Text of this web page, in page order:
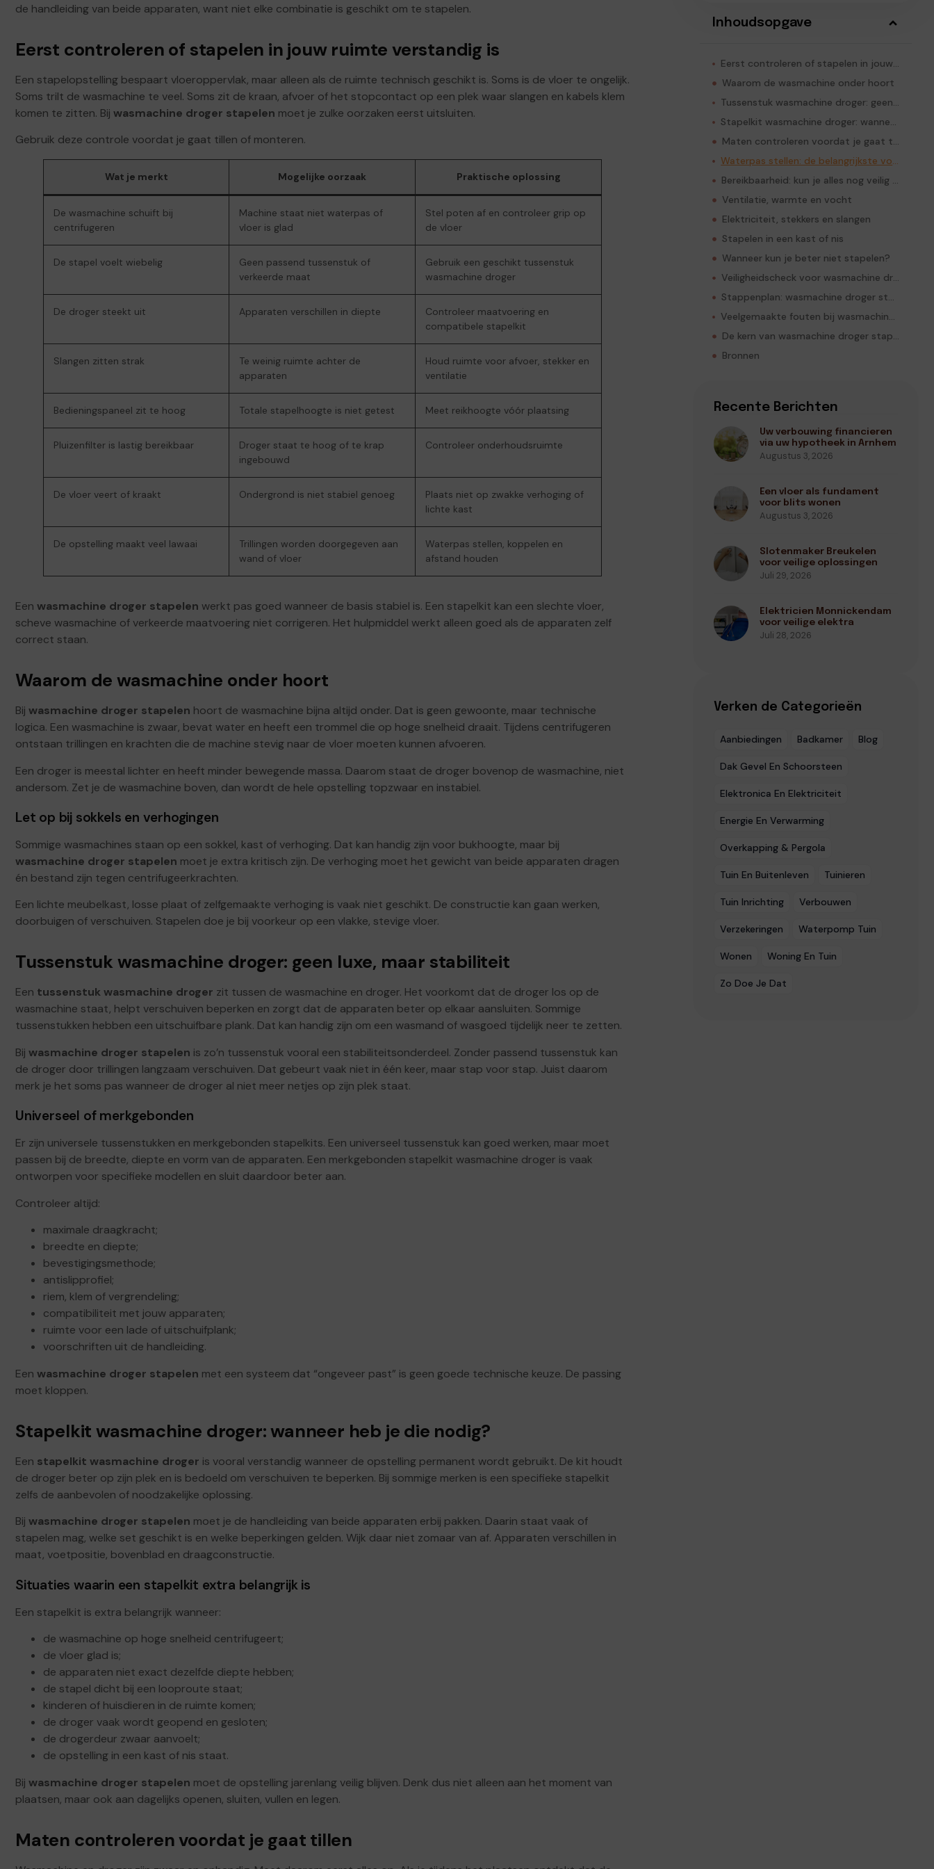
de handleiding van beide apparaten, want niet elke combinatie is geschikt om te stapelen.
Eerst controleren of stapelen in jouw ruimte verstandig is
Een stapelopstelling bespaart vloeroppervlak, maar alleen als de ruimte technisch geschikt is. Soms is de vloer te ongelijk.
Soms trilt de wasmachine te veel. Soms zit de kraan, afvoer of het stopcontact op een plek waar slangen en kabels klem
komen te zitten. Bij wasmachine droger stapelen moet je zulke oorzaken eerst uitsluiten.
Gebruik deze controle voordat je gaat tillen of monteren.
Wat je merkt Mogelijke oorzaak Praktische oplossing
De wasmachine schuift bij
centrifugeren
Machine staat niet waterpas of
vloer is glad
Stel poten af en controleer grip op
de vloer
De stapel voelt wiebelig
Geen passend tussenstuk of
verkeerde maat
Gebruik een geschikt tussenstuk
wasmachine droger
De droger steekt uit Apparaten verschillen in diepte
Controleer maatvoering en
compatibele stapelkit
Slangen zitten strak
Te weinig ruimte achter de
apparaten
Houd ruimte voor afvoer, stekker en
ventilatie
Bedieningspaneel zit te hoog Totale stapelhoogte is niet getest Meet reikhoogte vóór plaatsing
Pluizenfilter is lastig bereikbaar
Droger staat te hoog of te krap
ingebouwd
Controleer onderhoudsruimte
De vloer veert of kraakt Ondergrond is niet stabiel genoeg
Plaats niet op zwakke verhoging of
lichte kast
De opstelling maakt veel lawaai
Trillingen worden doorgegeven aan
wand of vloer
Waterpas stellen, koppelen en
afstand houden
Een wasmachine droger stapelen werkt pas goed wanneer de basis stabiel is. Een stapelkit kan een slechte vloer,
scheve wasmachine of verkeerde maatvoering niet corrigeren. Het hulpmiddel werkt alleen goed als de apparaten zelf
correct staan.
Waarom de wasmachine onder hoort
Bij wasmachine droger stapelen hoort de wasmachine bijna altijd onder. Dat is geen gewoonte, maar technische
logica. Een wasmachine is zwaar, bevat water en heeft een trommel die op hoge snelheid draait. Tijdens centrifugeren
ontstaan trillingen en krachten die de machine stevig naar de vloer moeten kunnen afvoeren.
Een droger is meestal lichter en heeft minder bewegende massa. Daarom staat de droger bovenop de wasmachine, niet
andersom. Zet je de wasmachine boven, dan wordt de hele opstelling topzwaar en instabiel.
Let op bij sokkels en verhogingen
Sommige wasmachines staan op een sokkel, kast of verhoging. Dat kan handig zijn voor bukhoogte, maar bij
wasmachine droger stapelen moet je extra kritisch zijn. De verhoging moet het gewicht van beide apparaten dragen
én bestand zijn tegen centrifugeerkrachten.
Een lichte meubelkast, losse plaat of zelfgemaakte verhoging is vaak niet geschikt. De constructie kan gaan werken,
doorbuigen of verschuiven. Stapelen doe je bij voorkeur op een vlakke, stevige vloer.
Tussenstuk wasmachine droger: geen luxe, maar stabiliteit
Een tussenstuk wasmachine droger zit tussen de wasmachine en droger. Het voorkomt dat de droger los op de
wasmachine staat, helpt verschuiven beperken en zorgt dat de apparaten beter op elkaar aansluiten. Sommige
tussenstukken hebben een uitschuifbare plank. Dat kan handig zijn om een wasmand of wasgoed tijdelijk neer te zetten.
Bij wasmachine droger stapelen is zo’n tussenstuk vooral een stabiliteitsonderdeel. Zonder passend tussenstuk kan
de droger door trillingen langzaam verschuiven. Dat gebeurt vaak niet in één keer, maar stap voor stap. Juist daarom
merk je het soms pas wanneer de droger al niet meer netjes op zijn plek staat.
Universeel of merkgebonden
Er zijn universele tussenstukken en merkgebonden stapelkits. Een universeel tussenstuk kan goed werken, maar moet
passen bij de breedte, diepte en vorm van de apparaten. Een merkgebonden stapelkit wasmachine droger is vaak
ontworpen voor specifieke modellen en sluit daardoor beter aan.
Controleer altijd:
maximale draagkracht;
breedte en diepte;
bevestigingsmethode;
antislipprofiel;
riem, klem of vergrendeling;
compatibiliteit met jouw apparaten;
ruimte voor een lade of uitschuifplank;
voorschriften uit de handleiding.
Een wasmachine droger stapelen met een systeem dat “ongeveer past” is geen goede technische keuze. De passing
moet kloppen.
Stapelkit wasmachine droger: wanneer heb je die nodig?
Een stapelkit wasmachine droger is vooral verstandig wanneer de opstelling permanent wordt gebruikt. De kit houdt
de droger beter op zijn plek en is bedoeld om verschuiven te beperken. Bij sommige merken is een specifieke stapelkit
zelfs de aanbevolen of noodzakelijke oplossing.
Bij wasmachine droger stapelen moet je de handleiding van beide apparaten erbij pakken. Daarin staat vaak of
stapelen mag, welke set geschikt is en welke beperkingen gelden. Wijk daar niet zomaar van af. Apparaten verschillen in
maat, voetpositie, bovenblad en draagconstructie.
Situaties waarin een stapelkit extra belangrijk is
Een stapelkit is extra belangrijk wanneer:
de wasmachine op hoge snelheid centrifugeert;
de vloer glad is;
de apparaten niet exact dezelfde diepte hebben;
de stapel dicht bij een looproute staat;
kinderen of huisdieren in de ruimte komen;
de droger vaak wordt geopend en gesloten;
de drogerdeur zwaar aanvoelt;
de opstelling in een kast of nis staat.
Bij wasmachine droger stapelen moet de opstelling jarenlang veilig blijven. Denk dus niet alleen aan het moment van
plaatsen, maar ook aan dagelijks openen, sluiten, vullen en legen.
Maten controleren voordat je gaat tillen
Inhoudsopgave
Eerst controleren of stapelen in jouw ruimte verstandig is
Waarom de wasmachine onder hoort
Tussenstuk wasmachine droger: geen luxe, maar stabiliteit
Stapelkit wasmachine droger: wanneer heb je die nodig?
Maten controleren voordat je gaat tillen
Waterpas stellen: de belangrijkste voorbereidende stap
Bereikbaarheid: kun je alles nog veilig gebruiken?
Ventilatie, warmte en vocht
Elektriciteit, stekkers en slangen
Stapelen in een kast of nis
Wanneer kun je beter niet stapelen?
Veiligheidscheck voor wasmachine droger stapelen
Stappenplan: wasmachine droger stapelen
Veelgemaakte fouten bij wasmachine droger stapelen
De kern van wasmachine droger stapelen
Bronnen
Recente Berichten
Uw verbouwing financieren
via uw hypotheek in Arnhem
Augustus 3, 2026
Een vloer als fundament
voor blits wonen
Augustus 3, 2026
Slotenmaker Breukelen
voor veilige oplossingen
Juli 29, 2026
Elektricien Monnickendam
voor veilige elektra
Juli 28, 2026
Verken de Categorieën
Aanbiedingen Badkamer Blog
Dak Gevel En Schoorsteen
Elektronica En Elektriciteit
Energie En Verwarming
Overkapping & Pergola
Tuin En Buitenleven Tuinieren
Tuin Inrichting Verbouwen
Verzekeringen Waterpomp Tuin
Wonen Woning En Tuin
Zo Doe Je Dat